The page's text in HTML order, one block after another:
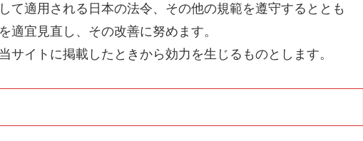
て適用される日本の法令、その他の規範を遵守するととも
適宜見直し、その改善に努めます。
サイトに掲載したときから効力を生じるものとします。